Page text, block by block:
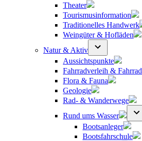
Theater
Tourismusinformation
Traditionelles Handwerk
Weingüter & Hofläden
Natur & Aktiv
Aussichtspunkte
Fahrradverleih &
Flora & Fauna
Geologie
Rad- & Wanderwege
Rund ums Wasser
Bootsanleger
Bootsfahrschule